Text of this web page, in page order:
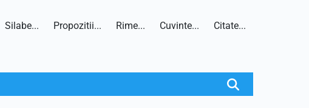
Silabe... Propozitii... Rime... Cuvinte... Citate...